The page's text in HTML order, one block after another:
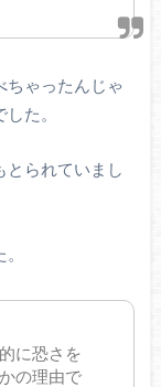
ちゃったんじゃ
た。
とられていまし
に恐さを
の理由で